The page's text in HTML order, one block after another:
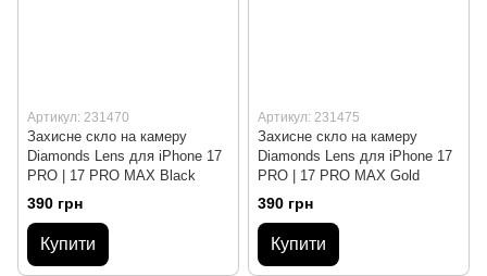
Артикул: 231470
Захисне скло на камеру
Diamonds Lens для iPhone 17
PRO | 17 PRO MAX Black
390 грн
Купити
Артикул: 231475
Захисне скло на камеру
Diamonds Lens для iPhone 17
PRO | 17 PRO MAX Gold
390 грн
Купити